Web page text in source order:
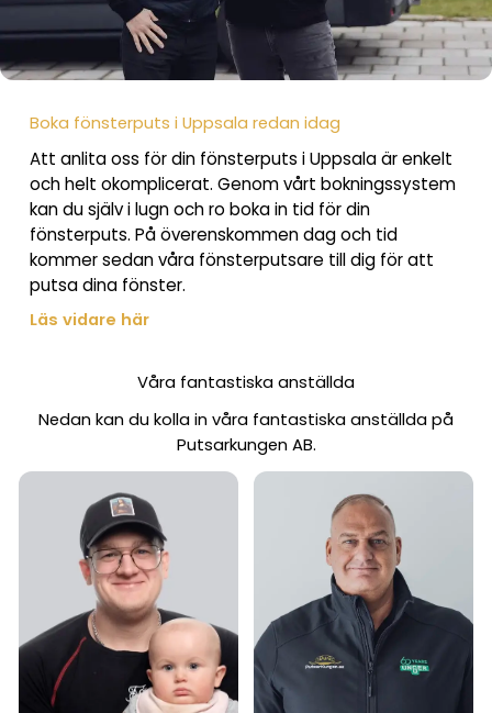
Boka fönsterputs i Uppsala redan idag
Att anlita oss för din fönsterputs i Uppsala är enkelt
och helt okomplicerat. Genom vårt bokningssystem
kan du själv i lugn och ro boka in tid för din
fönsterputs. På överenskommen dag och tid
kommer sedan våra fönsterputsare till dig för att
putsa dina fönster.
Läs vidare här
Våra fantastiska anställda
Nedan kan du kolla in våra fantastiska anställda på
Putsarkungen AB.